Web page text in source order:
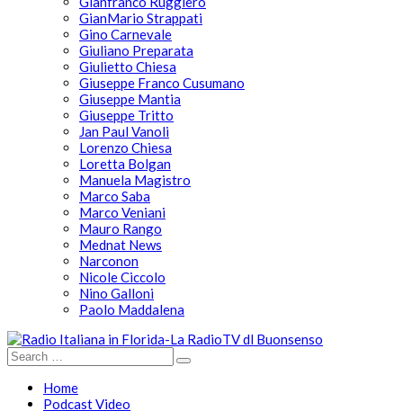
GianMario Strappati
Gino Carnevale
Giuliano Preparata
Giulietto Chiesa
Giuseppe Franco Cusumano
Giuseppe Mantia
Giuseppe Tritto
Jan Paul Vanoli
Lorenzo Chiesa
Loretta Bolgan
Manuela Magistro
Marco Saba
Marco Veniani
Mauro Rango
Mednat News
Narconon
Nicole Ciccolo
Nino Galloni
Paolo Maddalena
Home
Podcast Video